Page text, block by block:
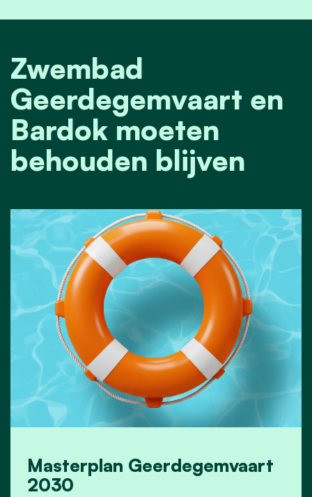
Zwembad
Geerdegemvaart en
Bardok moeten
behouden blijven
Masterplan Geerdegemvaart
2030